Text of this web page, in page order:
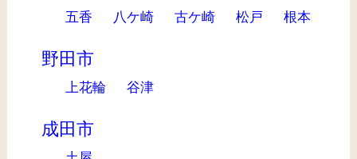
五香 八ケ崎 古ケ崎 松戸 根本
野田市
上花輪 谷津
成田市